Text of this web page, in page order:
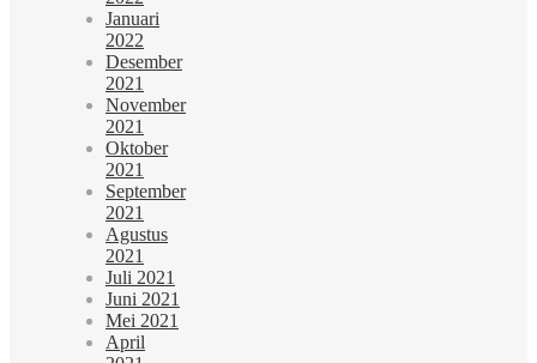
Januari
2022
Desember
2021
November
2021
Oktober
2021
September
2021
Agustus
2021
Juli 2021
Juni 2021
Mei 2021
April